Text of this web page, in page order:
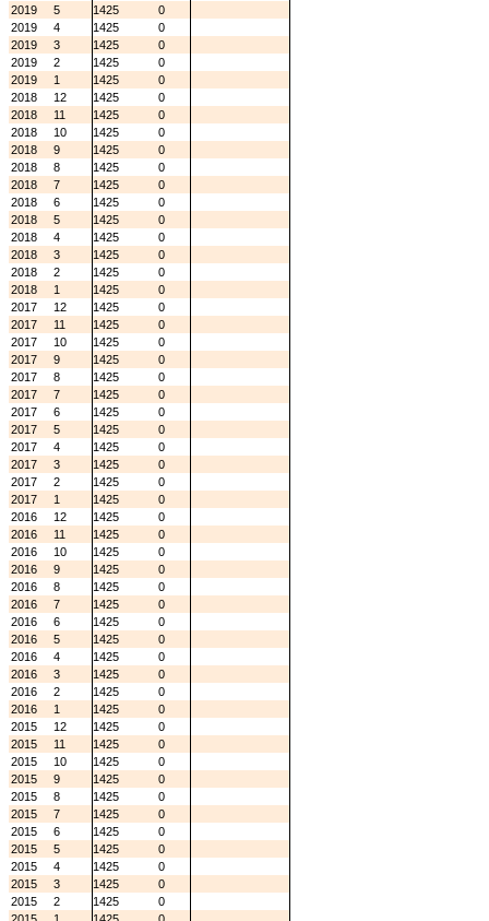
2019
5 1425
0
2019
4 1425
0
2019
3 1425
0
2019
2 1425
0
2019
1 1425
0
2018
12 1425
0
2018
11 1425
0
2018
10 1425
0
2018
9 1425
0
2018
8 1425
0
2018
7 1425
0
2018
6 1425
0
2018
5 1425
0
2018
4 1425
0
2018
3 1425
0
2018
2 1425
0
2018
1 1425
0
2017
12 1425
0
2017
11 1425
0
2017
10 1425
0
2017
9 1425
0
2017
8 1425
0
2017
7 1425
0
2017
6 1425
0
2017
5 1425
0
2017
4 1425
0
2017
3 1425
0
2017
2 1425
0
2017
1 1425
0
2016
12 1425
0
2016
11 1425
0
2016
10 1425
0
2016
9 1425
0
2016
8 1425
0
2016
7 1425
0
2016
6 1425
0
2016
5 1425
0
2016
4 1425
0
2016
3 1425
0
2016
2 1425
0
2016
1 1425
0
2015
12 1425
0
2015
11 1425
0
2015
10 1425
0
2015
9 1425
0
2015
8 1425
0
2015
7 1425
0
2015
6 1425
0
2015
5 1425
0
2015
4 1425
0
2015
3 1425
0
2015
2 1425
0